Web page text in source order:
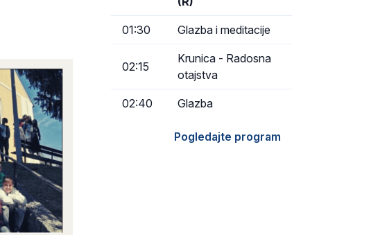
01:30 Glazba i meditacije
02:15
Krunica - Radosna
otajstva
02:40 Glazba
Pogledajte program